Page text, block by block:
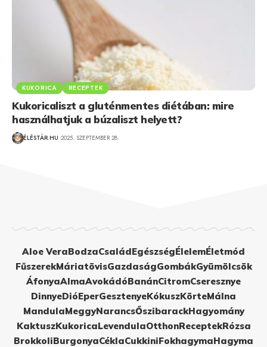
KUKORICA RECEPTEK
Kukoricaliszt a gluténmentes diétában: mire
használhatjuk a búzaliszt helyett?
ÉLÉSTÁR.HU 2025. SZEPTEMBER 28.
Aloe VeraBodzaCsaládEgészségÉlelemÉletmód
FűszerekMáriatövisGazdaságGombákGyümölcsök
ÁfonyaAlmaAvokádóBanánCitromCseresznye
DinnyeDióEperGesztenyeKókuszKörteMálna
MandulaMeggyNarancsŐszibarackHagyomány
KaktuszKukoricaLevendulaOtthonReceptekRózsa
BrokkoliBurgonyaCéklaCukkiniFokhagymaHagyma